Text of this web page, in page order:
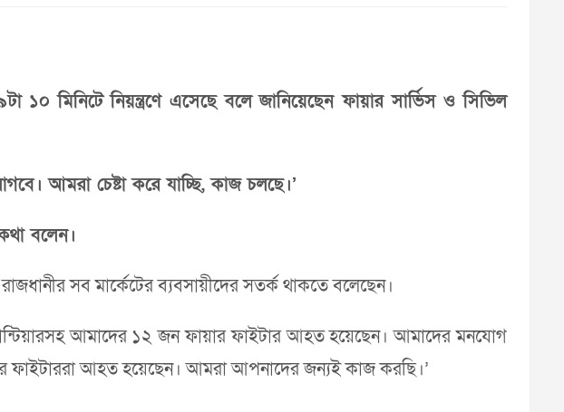
মিনিটে নিয়ন্ত্রণে এসেছে বলে জানিয়েছেন ফায়ার সার্ভিস ও সিভিল
আমরা চেষ্টা করে যাচ্ছি, কাজ চলছে।’
বলেন।
সব মার্কেটের ব্যবসায়ীদের সতর্ক থাকতে বলেছেন।
আমাদের ১২ জন ফায়ার ফাইটার আহত হয়েছেন। আমাদের মনযোগ
ফাইটাররা আহত হয়েছেন। আমরা আপনাদের জন্যই কাজ করছি।’